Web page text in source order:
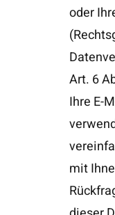
oder
Art. 6
Ihre E-
mit